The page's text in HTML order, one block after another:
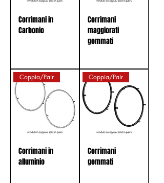
Corrimani in
Carbonio
Corrimani
maggiorati
gommati
Coppia/Pair
Corrimani in
alluminio
Coppia/Pair
Corrimani
gommati